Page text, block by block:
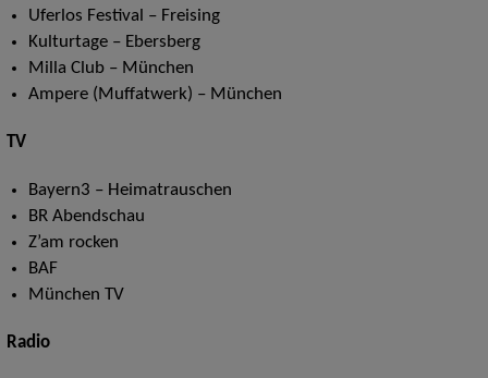
Uferlos Festival – Freising
Kulturtage – Ebersberg
Milla Club – München
Ampere (Muffatwerk) – München
TV
Bayern3 – Heimatrauschen
BR Abendschau
Z’am rocken
BAF
München TV
Radio